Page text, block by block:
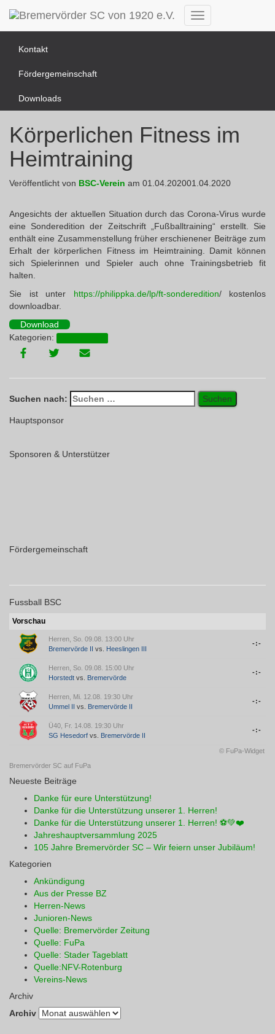
Kontakt
Fördergemeinschaft
Downloads
Navigation
Körperlichen Fitness im
Heimtraining
Veröffentlicht von BSC-Verein am 01.04.202001.04.2020
Angesichts der aktuellen Situation durch das Corona-Virus wurde
eine Sonderedition der Zeitschrift „Fußballtraining“ erstellt. Sie
enthält eine Zusammenstellung früher erschienener Beiträge zum
Erhalt der körperlichen Fitness im Heimtraining. Damit können
sich Spielerinnen und Spieler auch ohne Trainingsbetrieb fit
halten.
Sie ist unter https://philippka.de/lp/ft-sonderedition/ kostenlos
downloadbar.
Download
Kategorien:
Suchen nach:
Hauptsponsor
Sponsoren & Unterstützer
Fördergemeinschaft
Fussball BSC
Vorschau
Herren, So. 09.08. 13:00 Uhr
Bremervörde II vs. Heeslingen III
-:-
Herren, So. 09.08. 15:00 Uhr
Horstedt vs. Bremervörde
-:-
Herren, Mi. 12.08. 19:30 Uhr
Ummel II vs. Bremervörde II
-:-
Ü40, Fr. 14.08. 19:30 Uhr
SG Hesedorf vs. Bremervörde II
-:-
© FuPa-Widget
Bremervörder SC auf FuPa
Neueste Beiträge
Danke für eure Unterstützung!
Danke für die Unterstützung unserer 1. Herren!
Danke für die Unterstützung unserer 1. Herren! ⚽💚❤️
Jahreshauptversammlung 2025
105 Jahre Bremervörder SC – Wir feiern unser Jubiläum!
Kategorien
Ankündigung
Aus der Presse BZ
Herren-News
Junioren-News
Quelle: Bremervörder Zeitung
Quelle: FuPa
Quelle: Stader Tageblatt
Quelle:NFV-Rotenburg
Vereins-News
Archiv
Archiv